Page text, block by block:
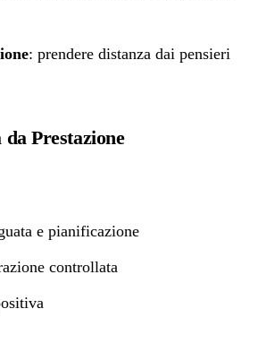
: prendere distanza dai pensieri
da Prestazione
e pianificazione
controllata